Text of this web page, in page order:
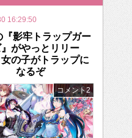
16:29:50
『影牢トラップガー
がやっとリリー
の子がトラップに
なるぞ
コメント2